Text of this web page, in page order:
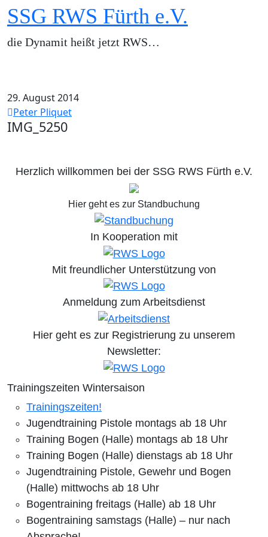
Zum
Inhalt
springen
SSG RWS Fürth e.V.
die Dynamit heißt jetzt RWS…
29. August 2014
Peter Pliquet
IMG_5250
Herzlich willkommen bei der SSG RWS Fürth e.V.
Hier geht es zur Standbuchung
In Kooperation mit
Mit freundlicher Unterstützung von
Anmeldung zum Arbeitsdienst
Hier geht es zur Registrierung zu unserem
Newsletter:
Trainingszeiten Wintersaison
Trainingszeiten!
Jugendtraining Pistole montags ab 18 Uhr
Training Bogen (Halle) montags ab 18 Uhr
Training Bogen (Halle) dienstags ab 18 Uhr
Jugendtraining Pistole, Gewehr und Bogen
(Halle) mittwochs ab 18 Uhr
Bogentraining freitags (Halle) ab 18 Uhr
Bogentraining samstags (Halle) – nur nach